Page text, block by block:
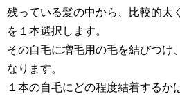
残っている髪の中から、比較的太
を１本選択します。
その自毛に増毛用の毛を結びつけ
なります。
１本の自毛にどの程度結着するか